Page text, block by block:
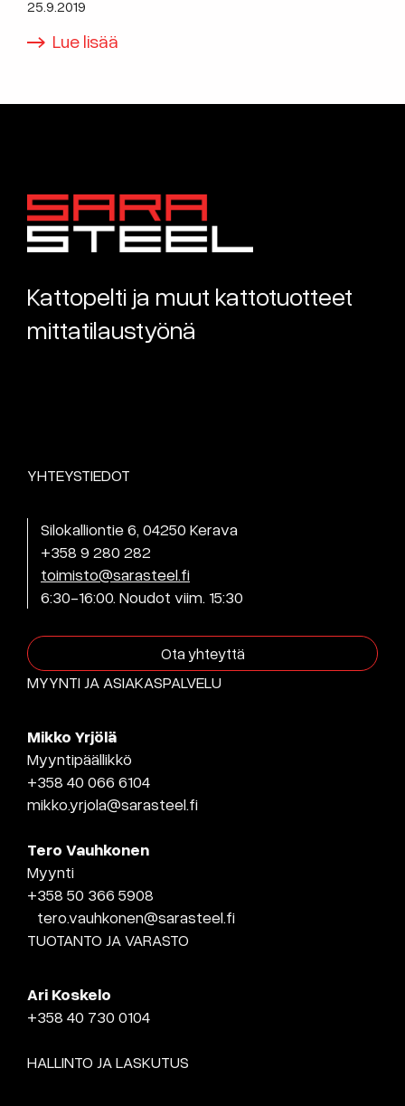
25.9.2019
Lue lisää
Kattopelti ja muut kattotuotteet
mittatilaustyönä
YHTEYSTIEDOT
Silokalliontie 6, 04250 Kerava
+358 9 280 282
toimisto@sarasteel.fi
6:30-16:00. Noudot viim. 15:30
Ota yhteyttä
MYYNTI JA ASIAKASPALVELU
Mikko Yrjölä
Myyntipäällikkö
+358 40 066 6104
mikko.yrjola@sarasteel.fi
Tero Vauhkonen
Myynti
+358 50 366 5908
tero.vauhkonen@sarasteel.fi
TUOTANTO JA VARASTO
Ari Koskelo
+358 40 730 0104
HALLINTO JA LASKUTUS